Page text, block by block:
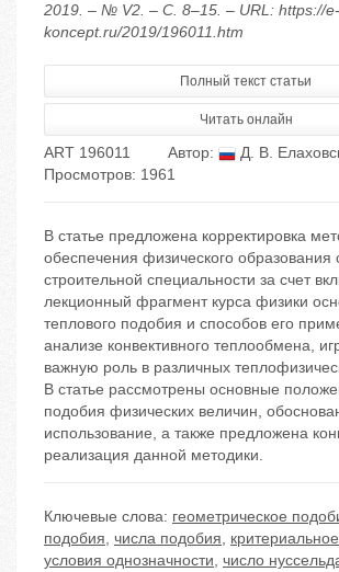
2019. – № V2. – С. 8–15. – URL: https://e-
koncept.ru/2019/196011.htm
Полный текст статьи
Читать онлайн
ART 196011 Автор:
Д. В.
Просмотров: 1961
В статье предложена корректировка
обеспечения физического образования
строительной специальности за счет
лекционный фрагмент курса физики
теплового подобия и способов его
анализе конвективного теплообмена,
важную роль в различных
В статье рассмотрены основные
подобия физических величин,
использование, а также предложена
реализация данной методики.
Ключевые слова: геометрическое
подобия, числа подобия,
условия однозначности, число